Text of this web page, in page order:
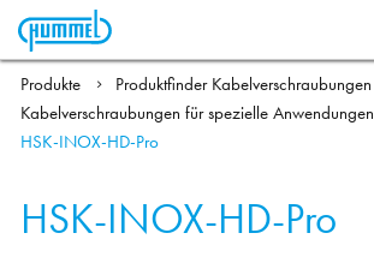
Produkte Produktfinder Kabelverschraubungen
Kabelverschraubungen für spezielle Anwendungen
HSK-INOX-HD-Pro
HSK-INOX-HD-Pro